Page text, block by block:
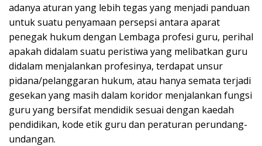
adanya aturan yang lebih tegas yang menjadi panduan
untuk suatu penyamaan persepsi antara aparat
penegak hukum dengan Lembaga profesi guru, perihal
apakah didalam suatu peristiwa yang melibatkan guru
didalam menjalankan profesinya, terdapat unsur
pidana/pelanggaran hukum, atau hanya semata terjadi
gesekan yang masih dalam koridor menjalankan fungsi
guru yang bersifat mendidik sesuai dengan kaedah
pendidikan, kode etik guru dan peraturan perundang-
undangan.